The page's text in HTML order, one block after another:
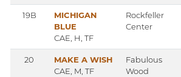
19B
MICHIGAN
BLUE
CAE, H, TF
Rockfeller
Center
20
MAKE A WISH
CAE, M, TF
Fabulous
Wood